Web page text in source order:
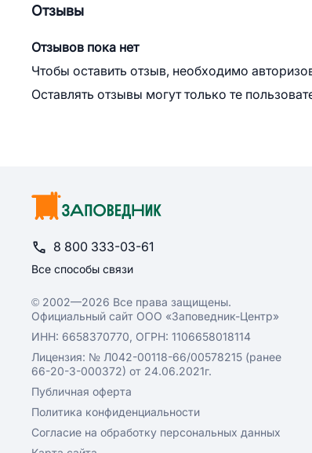
Отзывы
Отзывов пока нет
Чтобы оставить отзыв, необходимо
Оставлять отзывы могут только те
8 800 333-03-61
Все способы связи
© 2002—2026 Все права защищены.
Официальный сайт ООО «Заповедник-Центр»
ИНН: 6658370770, ОГРН: 1106658018114
Лицензия: № Л042-00118-66/00578215 (ранее
66-20-3-000372) от 24.06.2021г.
Публичная оферта
Политика конфиденциальности
Согласие на обработку персональных данных